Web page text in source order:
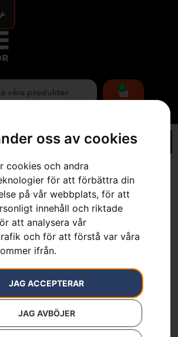
oss av cookies
cookies och andra
för att förbättra din
på vår webbplats, för att
innehåll och riktade
att analysera vår
och för att förstå var våra
ifrån.
JAG ACCEPTERAR
JAG AVBÖJER
0
Functional Light Vent
Functional Light
Skor & Kläder